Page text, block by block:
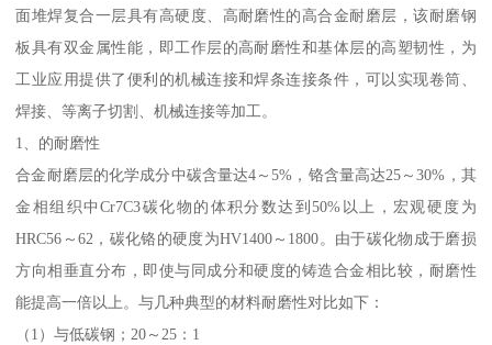
面堆焊复合一层具有高硬度、高耐磨性的高合金耐磨层，该耐磨钢
板具有双金属性能，即工作层的高耐磨性和基体层的高塑韧性，为
工业应用提供了便利的机械连接和焊条连接条件，可以实现卷筒、
焊接、等离子切割、机械连接等加工。
1、的耐磨性
合金耐磨层的化学成分中碳含量达4～5%，铬含量高达25～30%，其
金相组织中Cr7C3碳化物的体积分数达到50%以上，宏观硬度为
HRC56～62，碳化铬的硬度为HV1400～1800。由于碳化物成于磨损
方向相垂直分布，即使与同成分和硬度的铸造合金相比较，耐磨性
能提高一倍以上。与几种典型的材料耐磨性对比如下：
（1）与低碳钢；20～25：1